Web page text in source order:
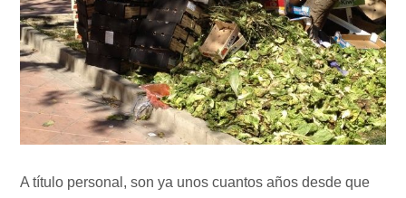
A título personal, son ya unos cuantos años desde que